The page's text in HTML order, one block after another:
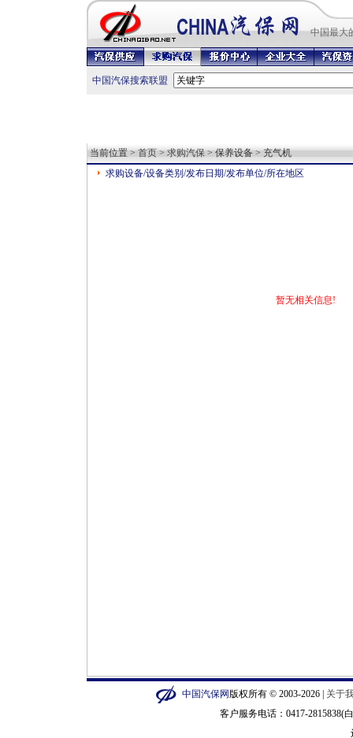
中国最大
中国汽保搜索联盟
当前位置 > 首页 > 求购汽保 > 保养设备 > 充气机
求购设备/设备类别/发布日期/发布单位/所在地区
暂无相关信息!
中国汽保网版权所有 © 2003-2026 | 关于
客户服务电话：0417-